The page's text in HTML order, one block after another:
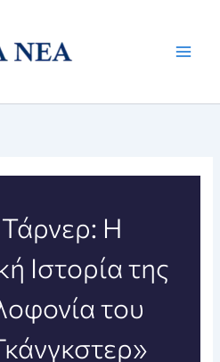
Η
Ιστορία της
του